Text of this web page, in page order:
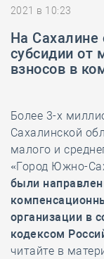
2021 в 10:23
На Сахалине
субсидии от
взносов в
Более 3-х
Сахалинской
малого и
«Город Южно-
были
организации в
кодексом
читайте в